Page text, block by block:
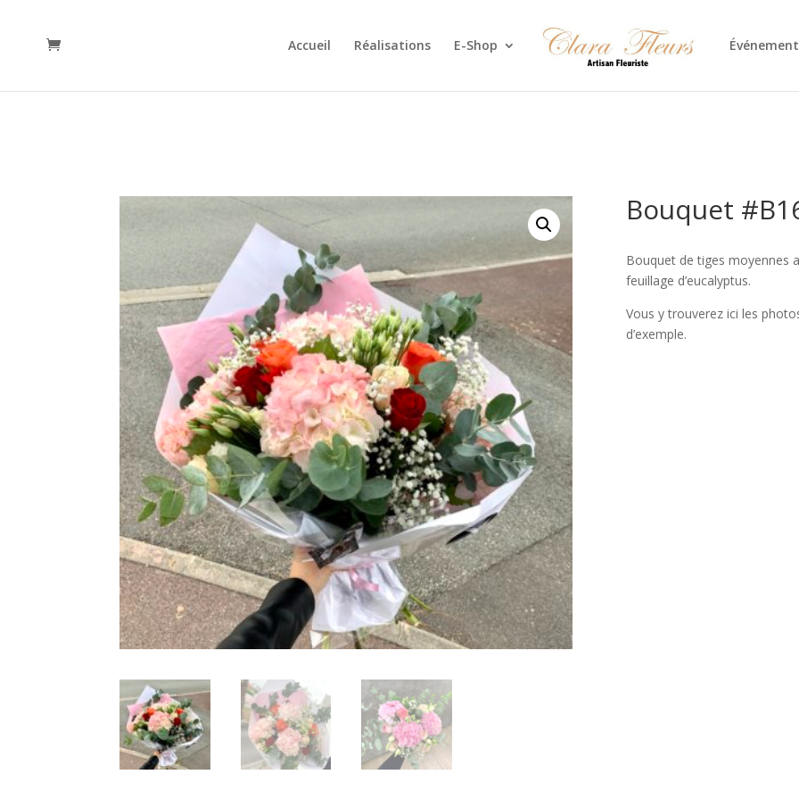
Accueil Réalisations E-Shop
Bouquet
Bouquet de tiges moyennes
feuillage d’eucalyptus.
Vous y trouverez ici les
d’exemple.